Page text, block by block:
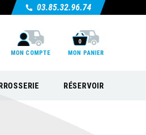
03.85.32.96.74
MON COMPTE
0
MON PANIER
RÉSERVOIR